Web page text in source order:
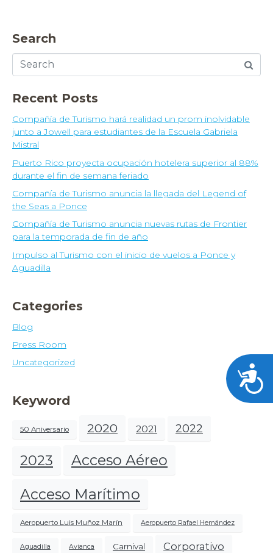
Search
Recent Posts
Compañía de Turismo hará realidad un prom inolvidable
junto a Jowell para estudiantes de la Escuela Gabriela
Mistral
Puerto Rico proyecta ocupación hotelera superior al 88%
durante el fin de semana feriado
Compañía de Turismo anuncia la llegada del Legend of
the Seas a Ponce
Compañía de Turismo anuncia nuevas rutas de Frontier
para la temporada de fin de año
Impulso al Turismo con el inicio de vuelos a Ponce y
Aguadilla
Categories
Blog
Press Room
Uncategorized
Keyword
50 Aniversario 2020 2021 2022
2023
Acceso Aéreo
Acceso Marítimo
Aeropuerto Luis Muñoz Marín Aeropuerto Rafael Hernández
Aguadilla Avianca Carnival Corporativo